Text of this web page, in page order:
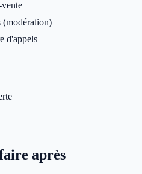
(modération)
d'appels
après